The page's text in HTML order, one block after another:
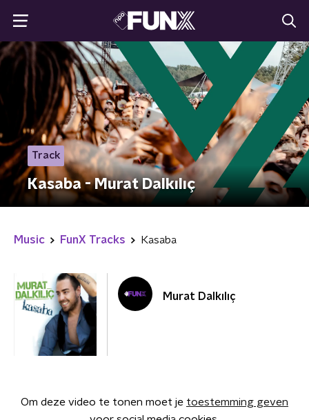
Track
Kasaba - Murat Dalkılıç
Music FunX Tracks Kasaba
Murat Dalkılıç
Om deze video te tonen moet je toestemming geven